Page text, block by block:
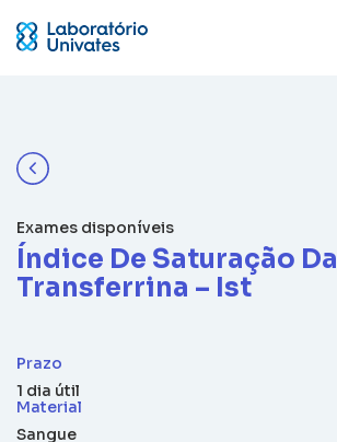
Exames disponíveis
Índice De Saturação Da
Transferrina – Ist
Prazo
1 dia útil
Material
Sangue